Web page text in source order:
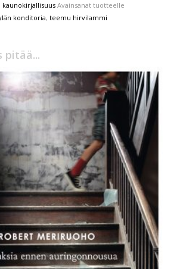
kaunokirjallisuus Avainsanat tuotteelle
konditoria, teemu hirvilammi
pitää...